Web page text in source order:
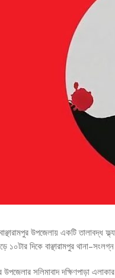
বাঞ্ছারামপুর উপজেলায় একটি
১০টার দিকে বাঞ্ছারামপুর
সলিমাবাদ দক্ষিণপাড়া